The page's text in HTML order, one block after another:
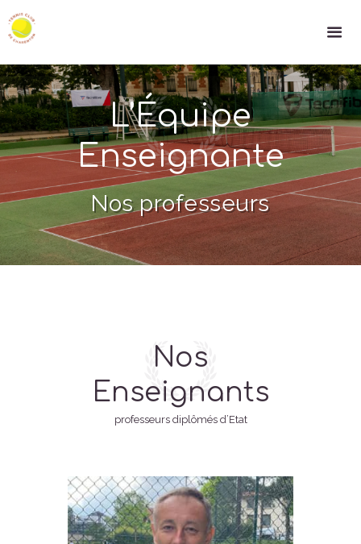
L’Équipe
Enseignante
Nos professeurs
Nos
Enseignants
professeurs diplômés d’Etat